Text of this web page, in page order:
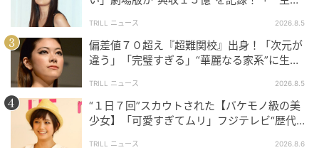
TRILL ニュース 2026.8.5
偏差値７０超え『超難関校』出身！「次元が
違う」「完璧すぎる」“華麗なる家系”に生ま
TRILL ニュース 2026.8.5
“１日７回”スカウトされた【バケモノ級の美
少女】「可愛すぎてムリ」フジテレビ“歴代N
TRILL ニュース 2026.8.6